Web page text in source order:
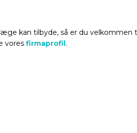
kan tilbyde, så er du velkommen
vores firmaprofil.​